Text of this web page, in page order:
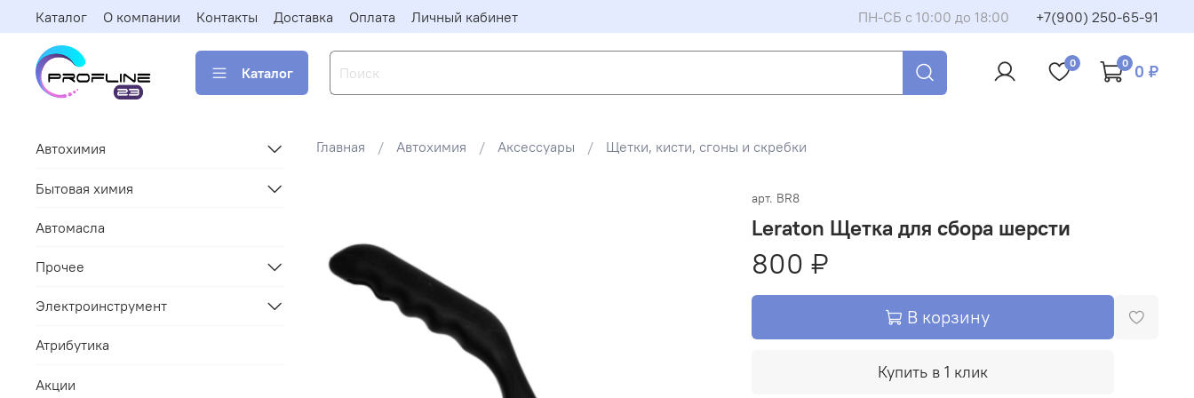
Каталог О компании Контакты Доставка Оплата Личный кабинет ПН-СБ с 10:00 до 18:00 +7(900) 250-65-91
Каталог
0 0 0 ₽
Главная Автохимия Аксессуары Щетки, кисти, сгоны и скребки
арт. BR8
Leraton Щетка для сбора шерсти
800 ₽
В корзину
Купить в 1 клик
Автохимия
Бытовая химия
Автомасла
Прочее
Электроинструмент
Атрибутика
Акции